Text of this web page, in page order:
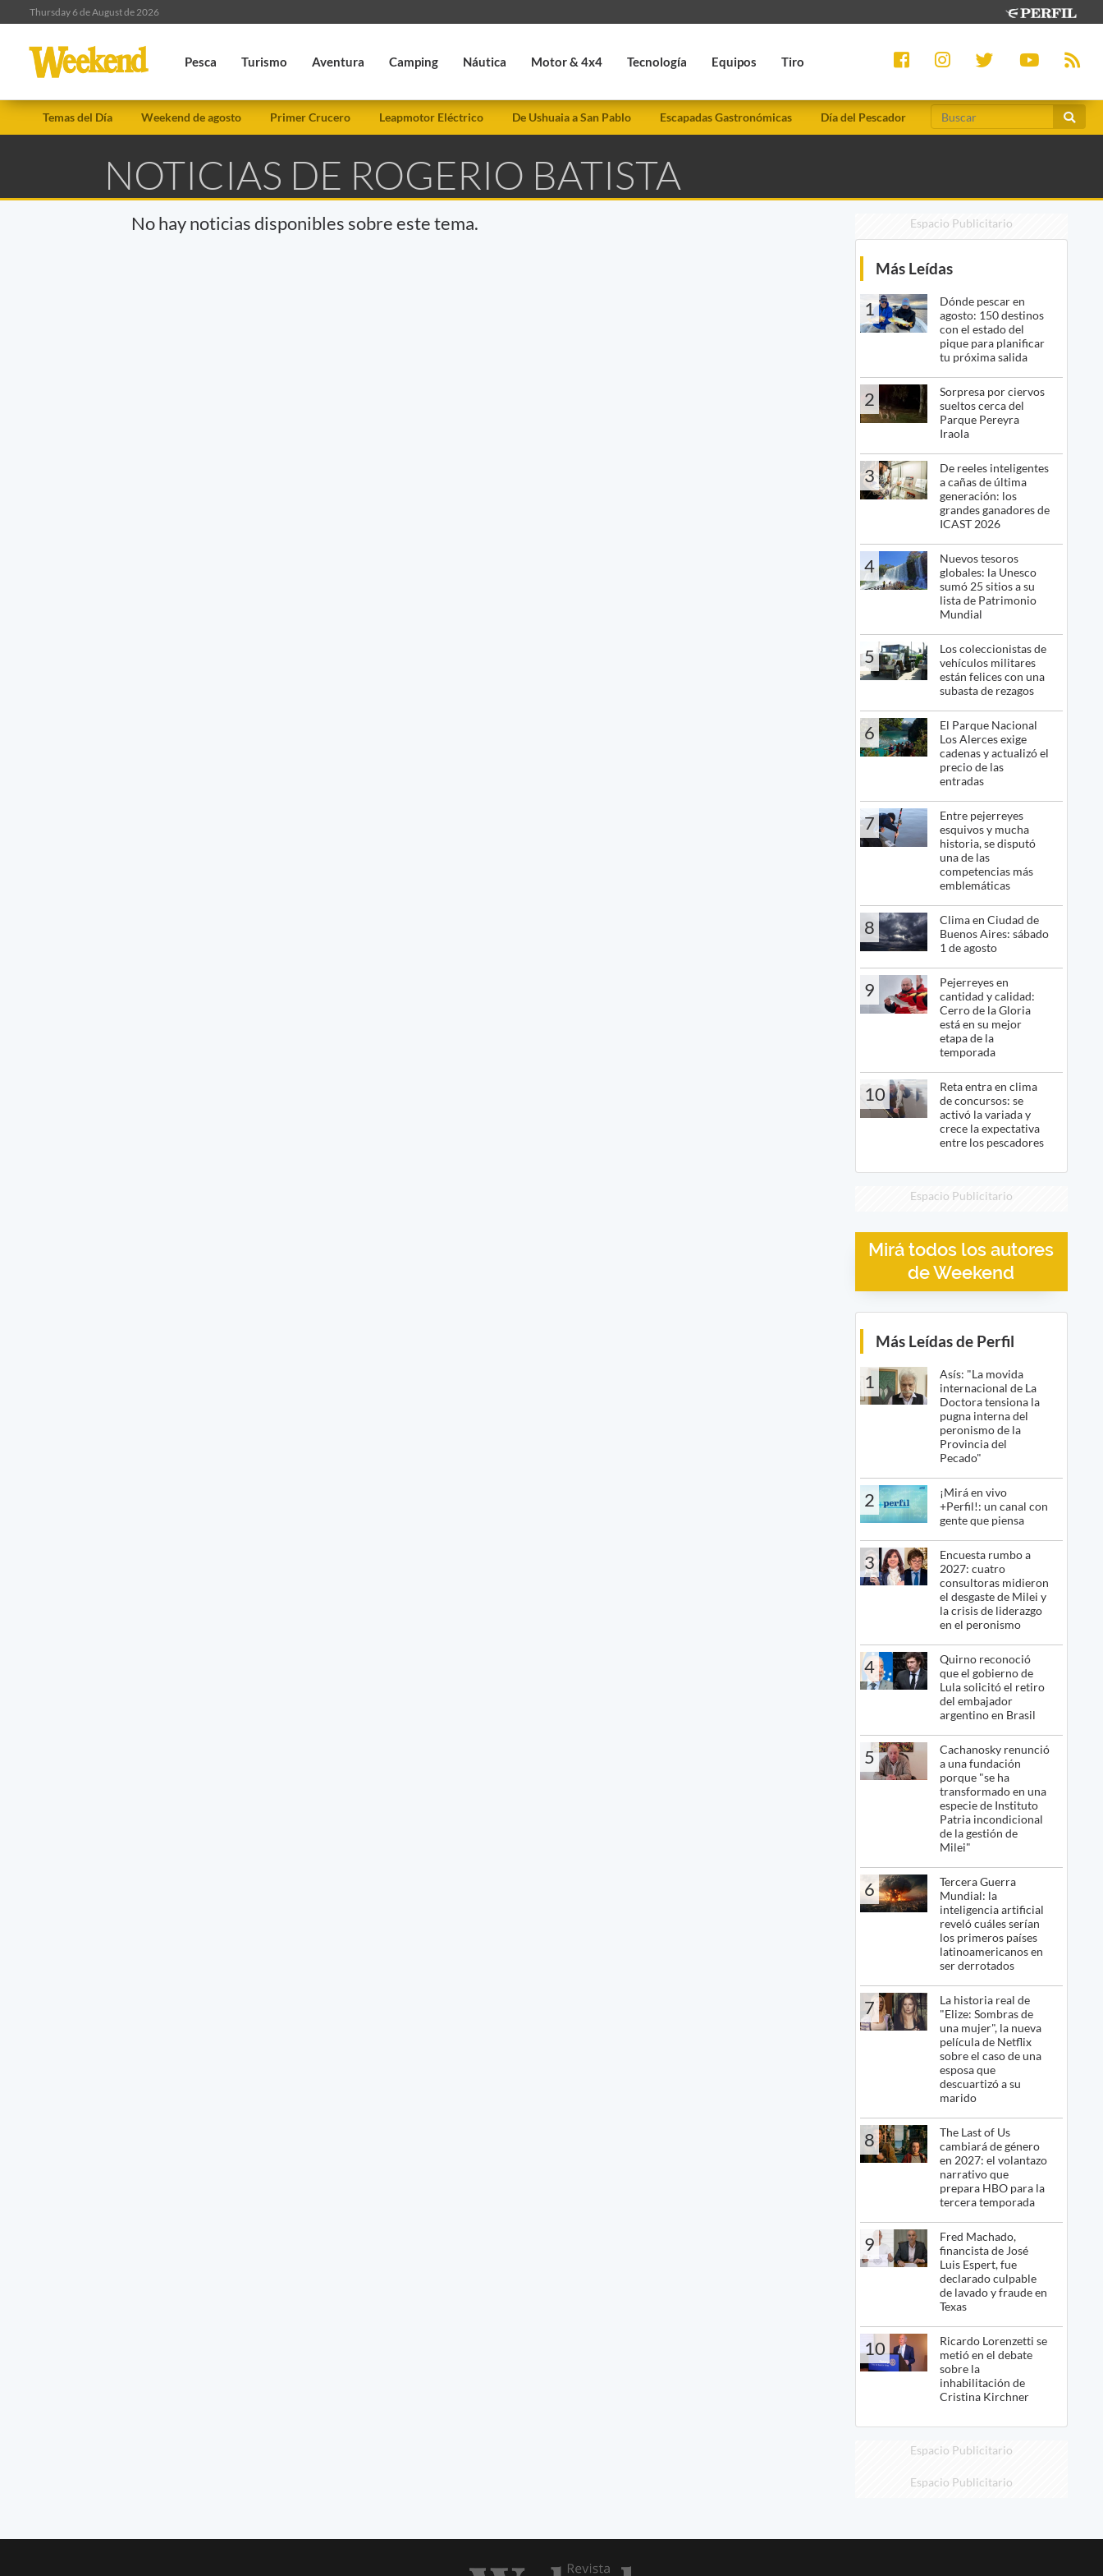
Thursday 6 de August de 2026
Pesca Turismo Aventura Camping Náutica Motor & 4x4 Tecnología Equipos Tiro
Temas del Día Weekend de agosto Primer Crucero Leapmotor Eléctrico De Ushuaia a San Pablo Escapadas Gastronómicas Día del Pescador
NOTICIAS DE ROGERIO BATISTA
No hay noticias disponibles sobre este tema. Espacio Publicitario
Más Leídas
1
Dónde pescar en
agosto: 150 destinos
con el estado del
pique para planificar
tu próxima salida
2
Sorpresa por ciervos
sueltos cerca del
Parque Pereyra
Iraola
3
De reeles inteligentes
a cañas de última
generación: los
grandes ganadores de
ICAST 2026
4
Nuevos tesoros
globales: la Unesco
sumó 25 sitios a su
lista de Patrimonio
Mundial
5
Los coleccionistas de
vehículos militares
están felices con una
subasta de rezagos
6
El Parque Nacional
Los Alerces exige
cadenas y actualizó el
precio de las
entradas
7
Entre pejerreyes
esquivos y mucha
historia, se disputó
una de las
competencias más
emblemáticas
8
Clima en Ciudad de
Buenos Aires: sábado
1 de agosto
9
Pejerreyes en
cantidad y calidad:
Cerro de la Gloria
está en su mejor
etapa de la
temporada
10
Reta entra en clima
de concursos: se
activó la variada y
crece la expectativa
entre los pescadores
Espacio Publicitario
Mirá todos los autores
de Weekend
Más Leídas de Perfil
1
Asís: "La movida
internacional de La
Doctora tensiona la
pugna interna del
peronismo de la
Provincia del
Pecado"
2
¡Mirá en vivo
+Perfil!: un canal con
gente que piensa
3
Encuesta rumbo a
2027: cuatro
consultoras midieron
el desgaste de Milei y
la crisis de liderazgo
en el peronismo
4
Quirno reconoció
que el gobierno de
Lula solicitó el retiro
del embajador
argentino en Brasil
5
Cachanosky renunció
a una fundación
porque "se ha
transformado en una
especie de Instituto
Patria incondicional
de la gestión de
Milei"
6
Tercera Guerra
Mundial: la
inteligencia artificial
reveló cuáles serían
los primeros países
latinoamericanos en
ser derrotados
7
La historia real de
"Elize: Sombras de
una mujer", la nueva
película de Netflix
sobre el caso de una
esposa que
descuartizó a su
marido
8
The Last of Us
cambiará de género
en 2027: el volantazo
narrativo que
prepara HBO para la
tercera temporada
9
Fred Machado,
financista de José
Luis Espert, fue
declarado culpable
de lavado y fraude en
Texas
10
Ricardo Lorenzetti se
metió en el debate
sobre la
inhabilitación de
Cristina Kirchner
Espacio Publicitario
Espacio Publicitario